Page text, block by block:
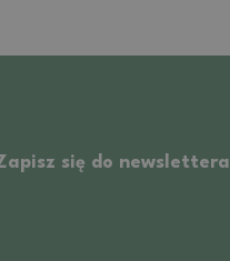
się do newslettera